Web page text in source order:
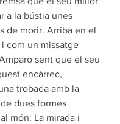
a la bústia unes
de morir. Arriba en el
com un missatge
sent que el seu
encàrrec,
trobada amb la
dues formes
món: La mirada i